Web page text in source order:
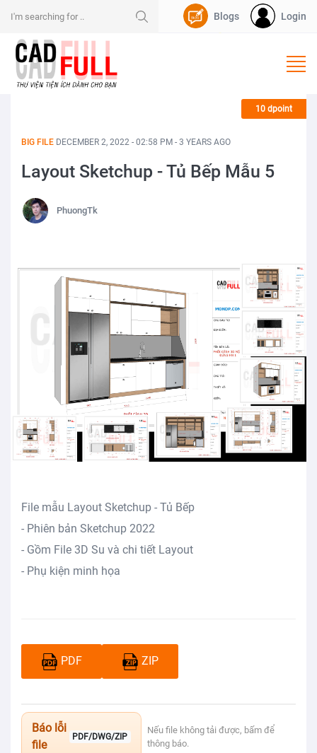
Login
Blogs
BIG FILE DECEMBER 2, 2022 - 02:58 PM - 3 YEARS AGO
Layout Sketchup - Tủ Bếp Mẫu 5
PhuongTk
10 dpoint
File mẫu Layout Sketchup - Tủ Bếp
- Phiên bản Sketchup 2022
- Gồm File 3D Su và chi tiết Layout
- Phụ kiện minh họa
PDF ZIP
Báo lỗi
file
PDF/DWG/ZIP
Nếu file không tải được, bấm để
thông báo.